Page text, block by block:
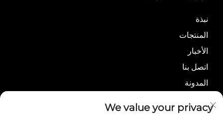
نبذة
المنتجات
الأخبار
اتصل بنا
المدونة
We value your privacy